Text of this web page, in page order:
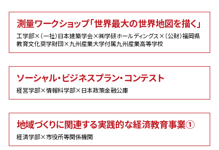
測量ワークショップ「世界最大の世界地図を描く」
工学部×（一社）日本建築学会×㈱学研ホールディングス×（公財）福岡県
教育文化奨学財団×九州産業大学付属九州産業高等学校
ソーシャル・ビジネスプラン・コンテスト
経営学部×情報科学部×日本政策金融公庫
地域づくりに関連する実践的な経済教育事業①
経済学部×市役所等関係機関